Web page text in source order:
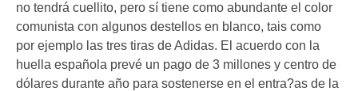
no tendrá cuellito, pero sí tiene como abundante el color
comunista con algunos destellos en blanco, tais como
por ejemplo las tres tiras de Adidas. El acuerdo con la
huella española prevé un pago de 3 millones y centro de
dólares durante año para sostenerse en el entra?as de la